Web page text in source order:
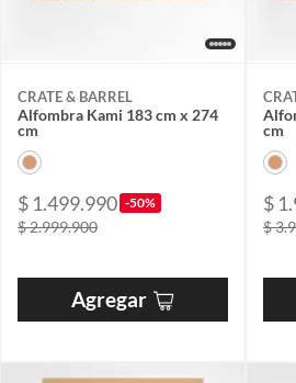
CRATE & BARREL
Alfombra Kami 183 cm x 274
cm
$ 1.499.990 -50%
$ 2.999.900
Agregar
cm
$
$